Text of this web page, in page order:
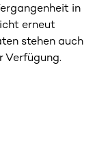
in
erneut
stehen auch
Verfügung.